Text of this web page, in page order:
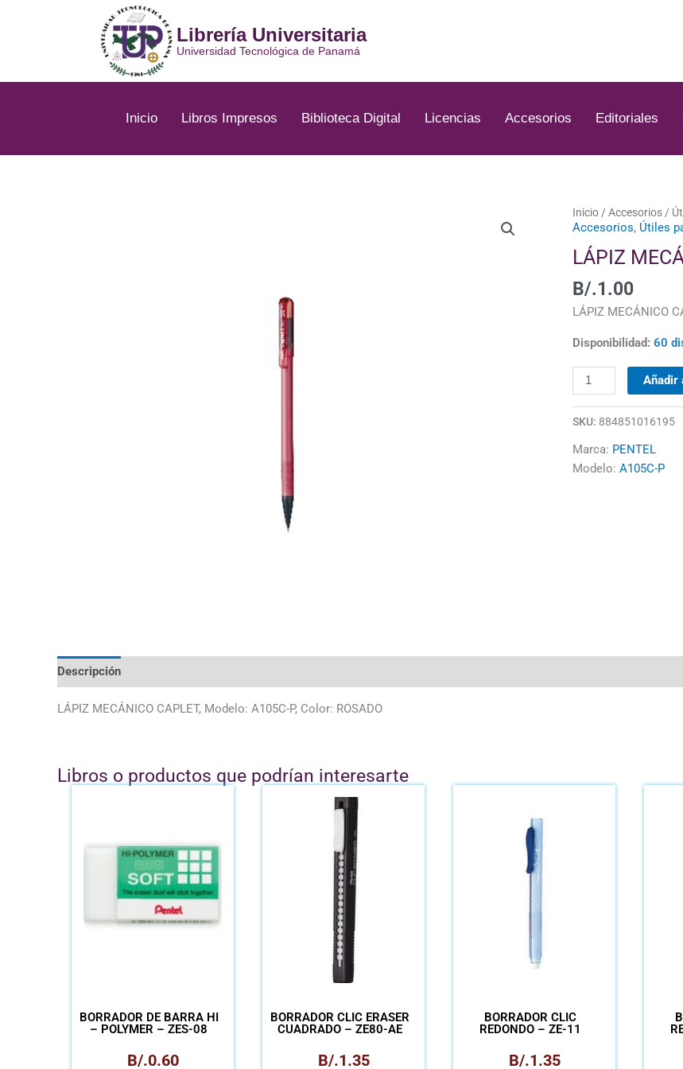
Librería Universitaria
Universidad Tecnológica de Panamá
Inicio Libros Impresos Biblioteca Digital Licencias Accesorios Editoriales
Inicio / Accesorios /
Accesorios, Útiles
LÁPIZ
B/.1.00
LÁPIZ MECÁNICO
Disponibilidad: 60
LÁPIZ
MECÁNICO
CAPLET
-
A105C-
P
Añadir
SKU: 884851016195
Marca: PENTEL
Modelo: A105C-P
Descripción
LÁPIZ MECÁNICO CAPLET, Modelo: A105C-P, Color: ROSADO
Libros o productos que podrían interesarte
BORRADOR DE BARRA HI
– POLYMER – ZES-08
B/.0.60
BORRADOR CLIC ERASER
CUADRADO – ZE80-AE
B/.1.35
BORRADOR CLIC
REDONDO – ZE-11
B/.1.35